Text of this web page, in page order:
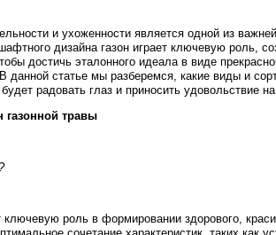
и ухоженности является одной из
дизайна газон играет ключевую роль,
достичь эталонного идеала в виде
данной статье мы разберемся, какие виды и
радовать глаз и приносить удовольствие
газонной травы
роль в формировании здорового,